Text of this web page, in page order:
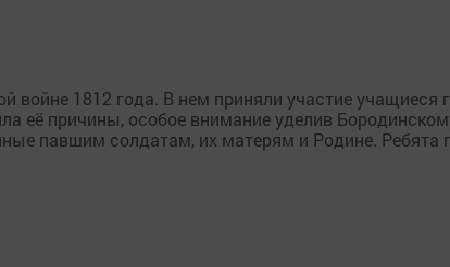
войне 1812 года. В нем приняли участие
её причины, особое внимание уделив
павшим солдатам, их матерям и Родине. Ребята